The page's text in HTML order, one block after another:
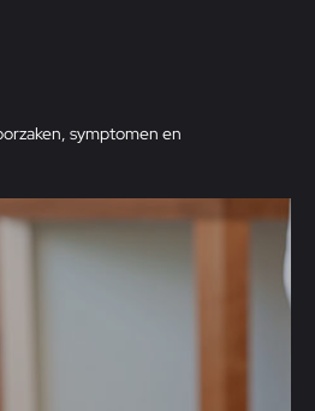
symptomen en